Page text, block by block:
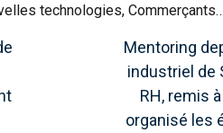
technologies,
Mentoring
industriel de
RH, remis
organisé les